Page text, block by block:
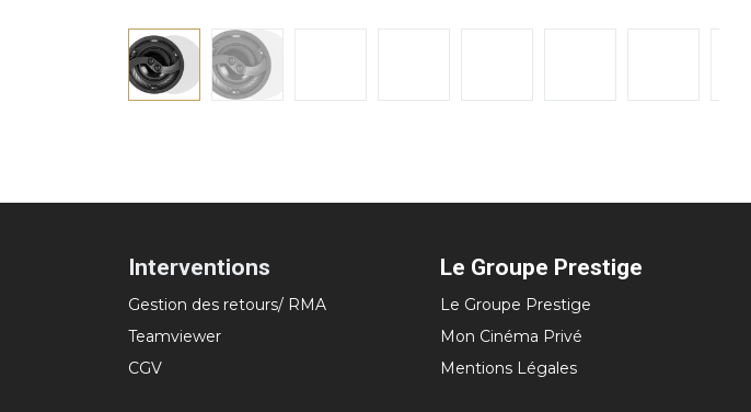
Interventions
Gestion des retours/ RMA
Teamviewer
CGV
Le Groupe Prestige
Le Groupe Prestige
Mon Cinéma Privé
Mentions Légales